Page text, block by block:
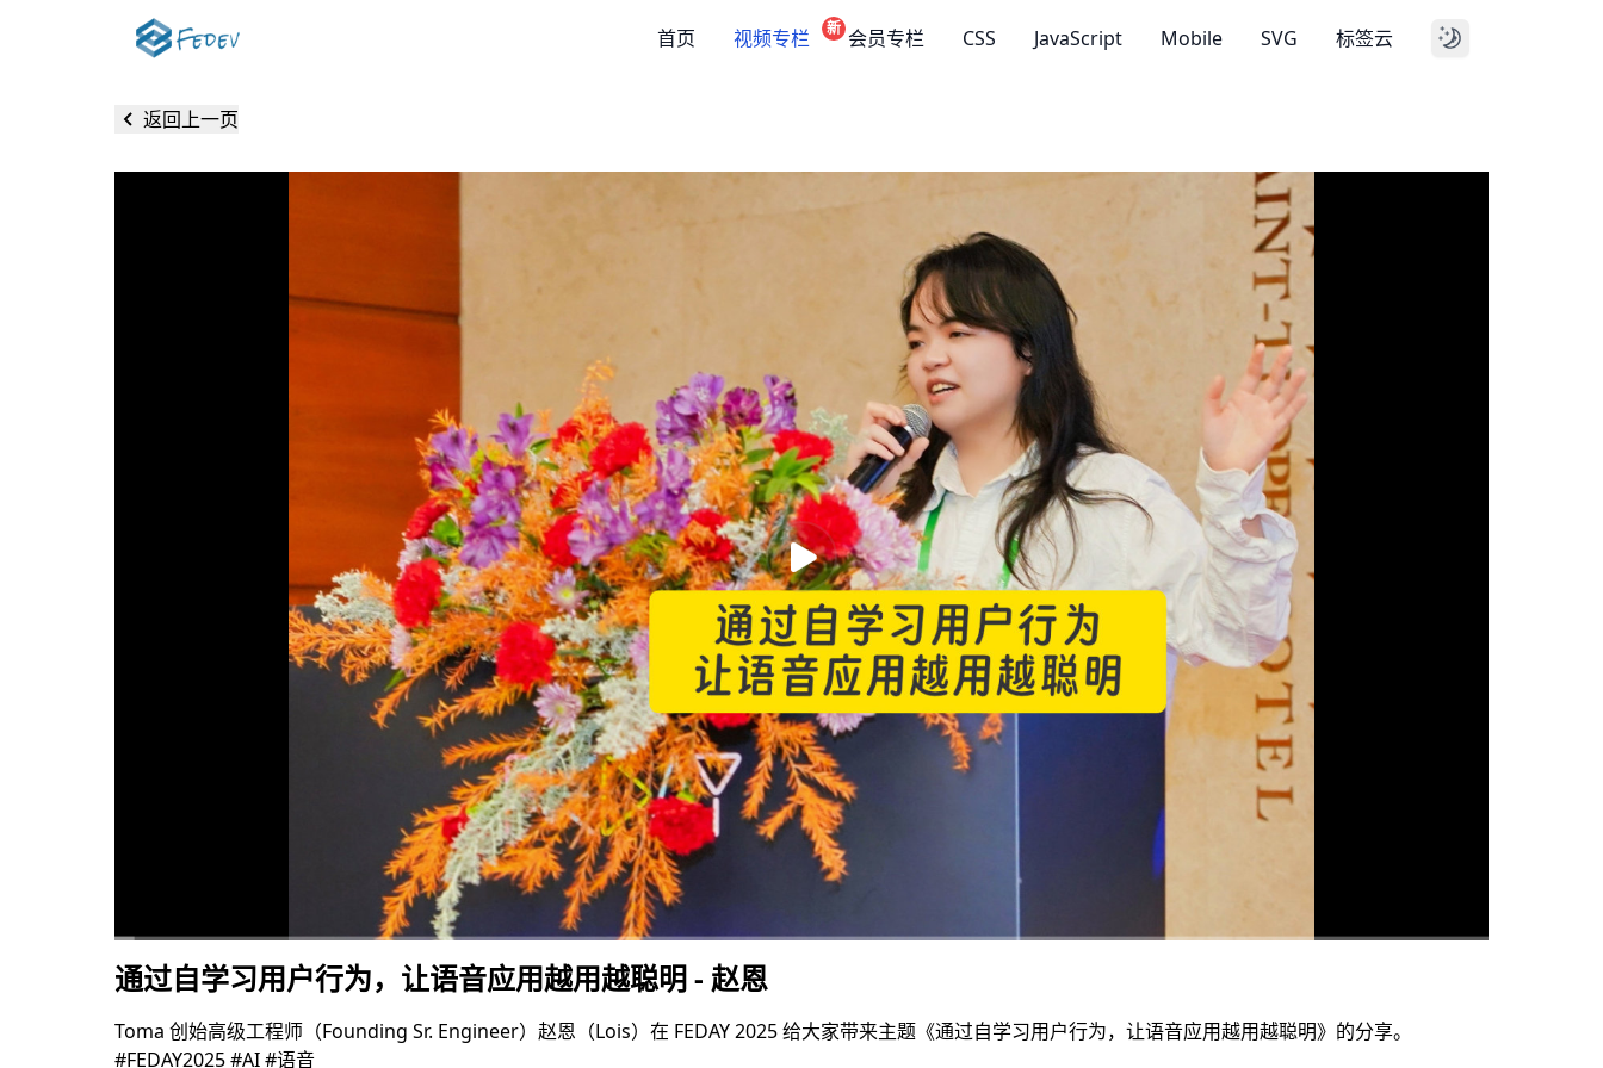
首页 视频专栏 新 会员专栏 CSS JavaScript Mobile SVG 标签云
返回上一页
00:00/19:32
通过自学习用户行为，让语音应用越用越聪明 - 赵恩
Toma 创始高级工程师（Founding Sr. Engineer）赵恩（Lois）在 FEDAY 2025 给大家带来主题《通过自学习用户行为，让语音应用越用越聪明》的分享。
#FEDAY2025 #AI #语音